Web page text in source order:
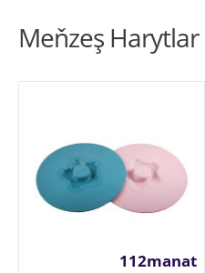
Meňzeş Harytlar
112manat